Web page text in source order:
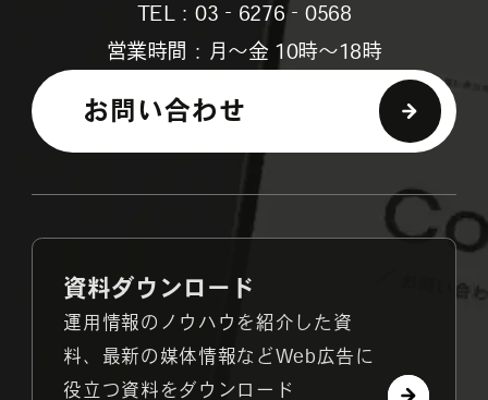
TEL：03‐6276‐0568
営業時間：月～金 10時～18時
お問い合わせ
資料ダウンロード
運用情報のノウハウを紹介した資
料、最新の媒体情報などWeb広告に
役立つ資料をダウンロード